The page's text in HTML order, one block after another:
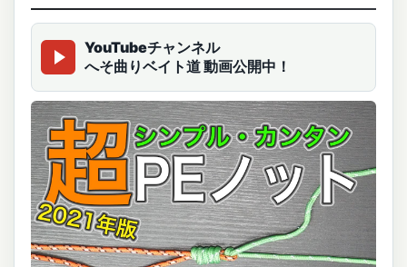
YouTubeチャンネル
へそ曲りベイト道 動画公開中！